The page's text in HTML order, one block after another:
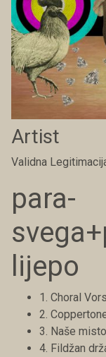
Artist
Validna
para-
lijepo
1. Choral
2.
3. Naše
4. Fildžan